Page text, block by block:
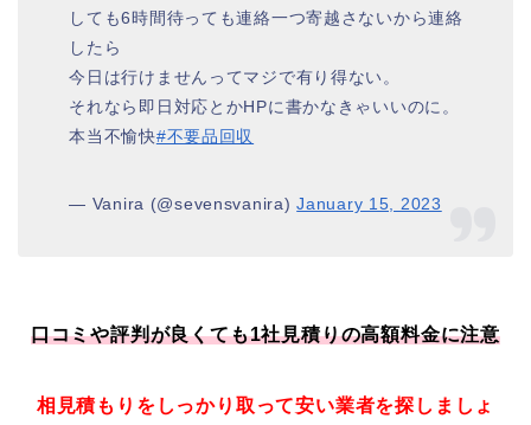
しても6時間待っても連絡一つ寄越さないから連絡
したら
今日は行けませんってマジで有り得ない。
それなら即日対応とかHPに書かなきゃいいのに。
本当不愉快#不要品回収
— Vanira (@sevensvanira)January 15, 2023
口コミや評判が良くても1社見積りの高額料金に注意
相見積もりをしっかり取って安い業者を探しましょ